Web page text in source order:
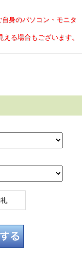
身のパソコン・モニタ
る場合もございます。